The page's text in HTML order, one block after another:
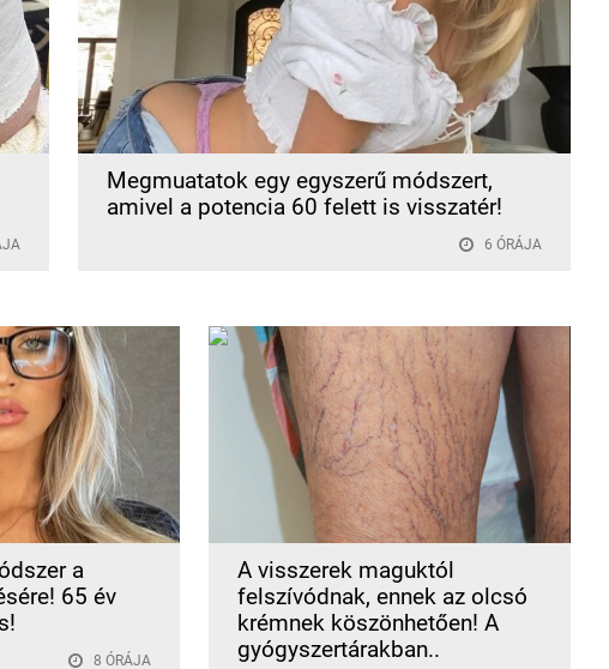
Megmuatatok egy egyszerű módszert,
amivel a potencia 60 felett is visszatér!
6 ÓRÁJA
a
65 év
8 ÓRÁJA
A visszerek maguktól
felszívódnak, ennek az olcsó
krémnek köszönhetően! A
gyógyszertárakban..